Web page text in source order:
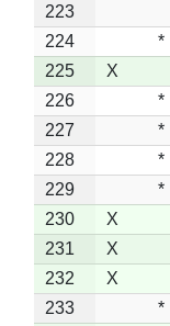
223
224
*
225
X
226
*
227
*
228
*
229
*
230
X
231
X
232
X
233
*